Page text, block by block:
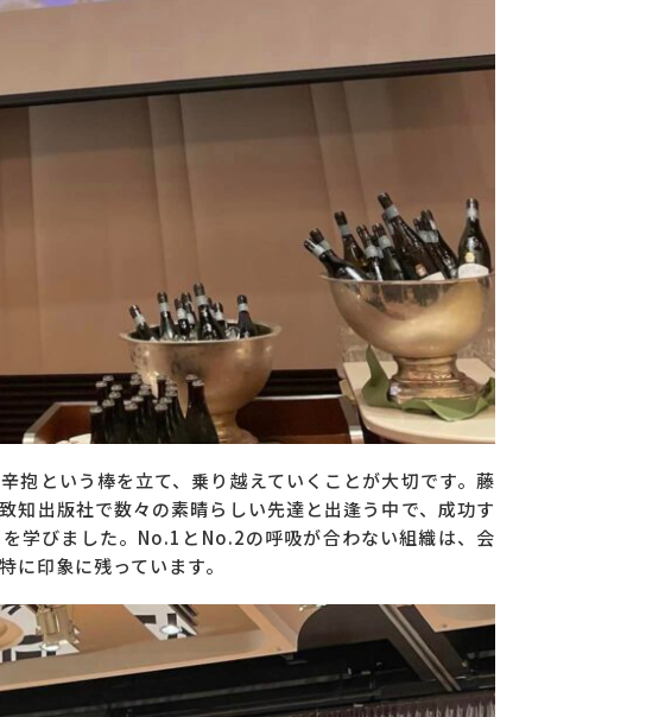
抱という棒を立て、乗り越えていくことが大切です。藤
知出版社で数々の素晴らしい先達と出逢う中で、成功す
学びました。No.1とNo.2の呼吸が合わない組織は、会
印象に残っています。